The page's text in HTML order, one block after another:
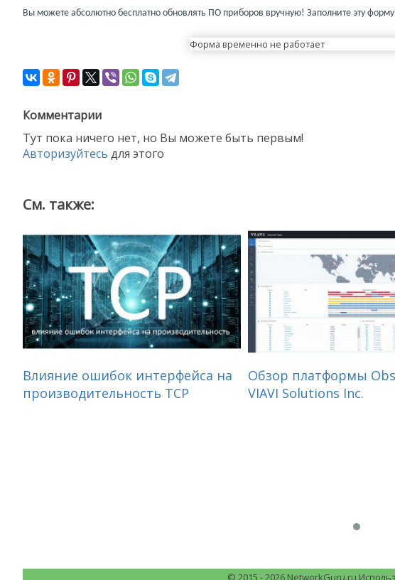
Вы можете абсолютно бесплатно обновлять ПО приборов вручную! Заполните эту
Форма временно не работает
Комментарии
Тут пока ничего нет, но Вы можете быть первым!
Авторизуйтесь для этого
См. также:
Влияние ошибок интерфейса на
производительность TCP
Обзор платформы
VIAVI Solutions Inc.
© 2015 - 2026 NetworkGuru.ru